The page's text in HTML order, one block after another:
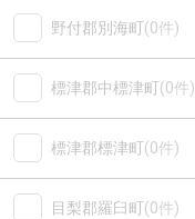
野付郡別海町(0件)
標津郡中標津町(0件)
標津郡標津町(0件)
目梨郡羅臼町(0件)